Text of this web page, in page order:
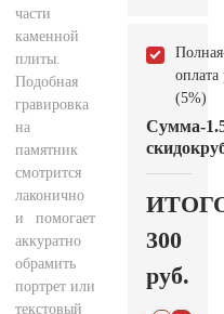
части
каменной
плиты.
Подобная
гравировка
на
памятник
смотрится
лаконично
и помогает
аккуратно
обрамить
портрет или
текстовый
Полная
оплата
(5%)
Сумма
скидок
-
300
руб.